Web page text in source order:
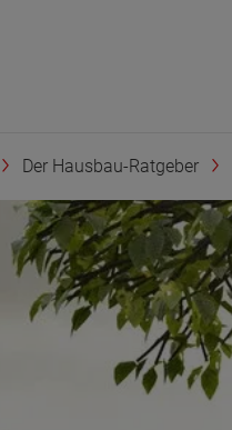
Der Hausbau-Ratgeber